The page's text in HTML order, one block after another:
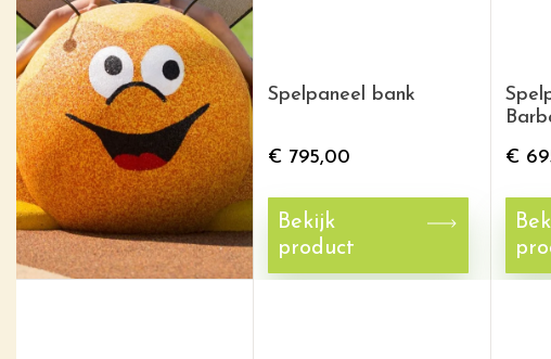
Spelpaneel bank
€ 795,00
Bekijk
product
€